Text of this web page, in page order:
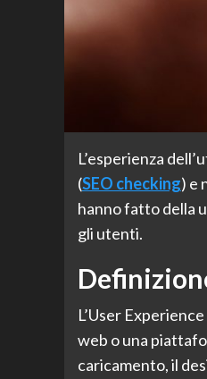
L’esperienza
(SEO checking) e
hanno fatto della
gli utenti.
L’User
web o una
caricamento, il